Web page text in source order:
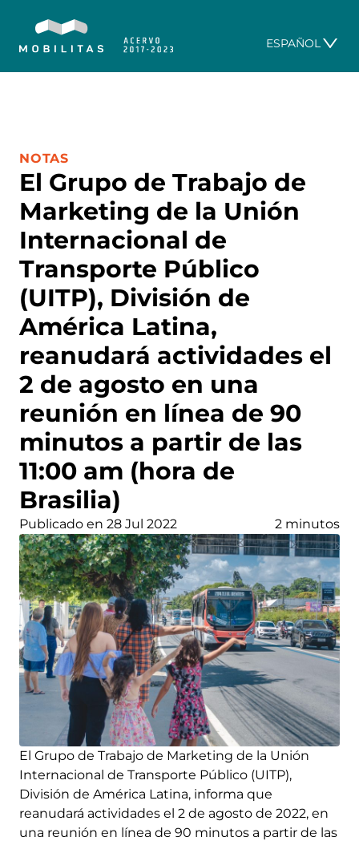
ESPAÑOL
El Grupo de Trabajo de
Marketing de la Unión
Internacional de
Transporte Público
(UITP), División de
América Latina,
reanudará actividades el
2 de agosto en una
reunión en línea de 90
minutos a partir de las
11:00 am (hora de
Brasilia)
CATEGORÍA:
NOTAS
Publicado en 28 Jul 2022 2 minutos
El Grupo de Trabajo de Marketing de la Unión
Internacional de Transporte Público (UITP),
División de América Latina, informa que
reanudará actividades el 2 de agosto de 2022, en
una reunión en línea de 90 minutos a partir de las